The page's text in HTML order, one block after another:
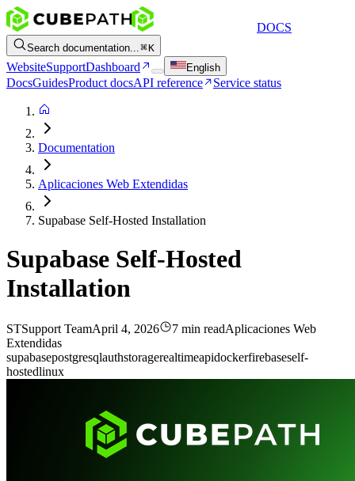
DOCS
Search documentation... K
WebsiteSupportDashboard English
DocsGuidesProduct docsAPI reference Service status
Documentation
Aplicaciones Web Extendidas
Supabase Self-Hosted Installation
Supabase Self-Hosted
Installation
STSupport TeamApril 4, 2026 7 min readAplicaciones Web
Extendidas
supabasepostgresqlauthstoragerealtimeapidockerfirebaseself-
hostedlinux